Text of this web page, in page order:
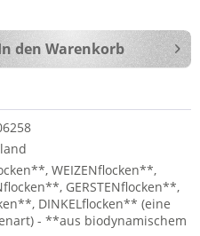
den Warenkorb
WEIZENflocken**,
GERSTENflocken**,
DINKELflocken** (eine
- **aus biodynamischem